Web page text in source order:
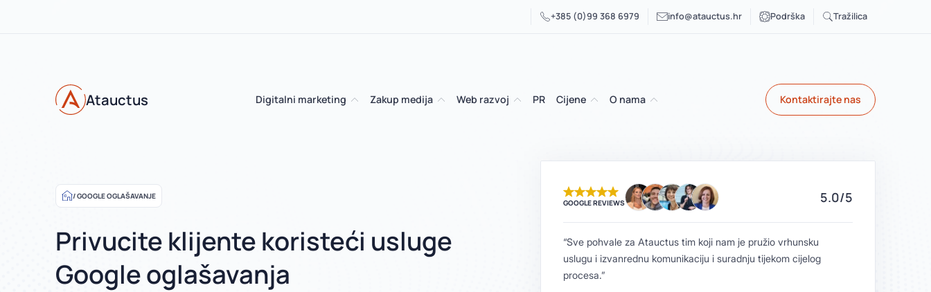
+385 (0)99 368 6979 info@atauctus.hr Podrška Tražilica
Atauctus Digitalni marketing Zakup medija Web razvoj PR Cijene O nama Kontaktirajte nas
GOOGLE OGLAŠAVANJE
Privucite klijente koristeći usluge
Google oglašavanja
GOOGLE REVIEWS 5.0/5
“Sve pohvale za Atauctus tim koji nam je pružio vrhunsku
uslugu i izvanrednu komunikaciju i suradnju tijekom cijelog
procesa.”